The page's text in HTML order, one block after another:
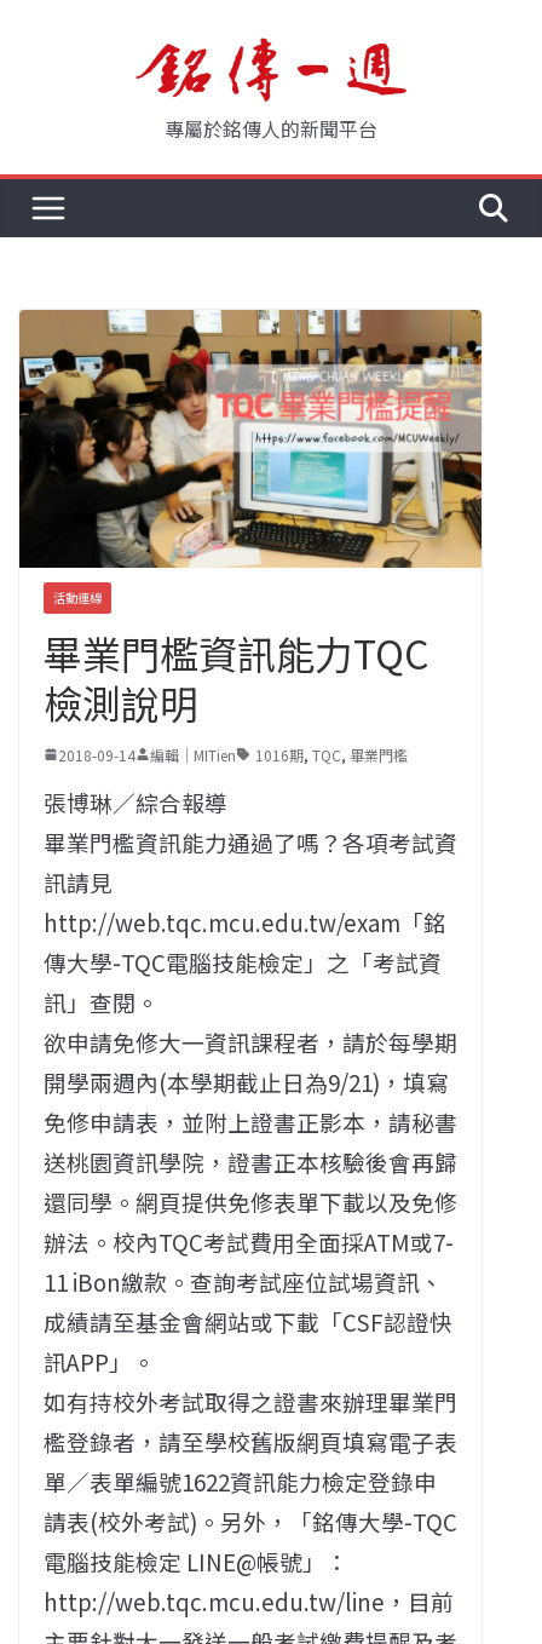
專屬於銘傳人的新聞平台
活動連線
畢業門檻資訊能力TQC
檢測說明
2018-09-14 編輯｜MITien 1016期, TQC, 畢業門檻
張博琳／綜合報導
畢業門檻資訊能力通過了嗎？各項考試資
訊請見
http://web.tqc.mcu.edu.tw/exam「銘
傳大學-TQC電腦技能檢定」之「考試資
訊」查閱。
欲申請免修大一資訊課程者，請於每學期
開學兩週內(本學期截止日為9/21)，填寫
免修申請表，並附上證書正影本，請秘書
送桃園資訊學院，證書正本核驗後會再歸
還同學。網頁提供免修表單下載以及免修
辦法。校內TQC考試費用全面採ATM或7-
11 iBon繳款。查詢考試座位試場資訊、
成績請至基金會網站或下載「CSF認證快
訊APP」。
如有持校外考試取得之證書來辦理畢業門
檻登錄者，請至學校舊版網頁填寫電子表
單／表單編號1622資訊能力檢定登錄申
請表(校外考試)。另外，「銘傳大學-TQC
電腦技能檢定 LINE@帳號」：
http://web.tqc.mcu.edu.tw/line，目前